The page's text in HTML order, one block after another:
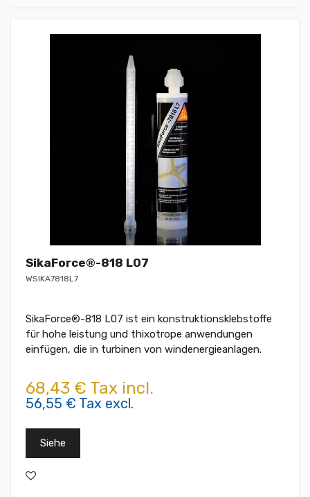
SikaForce®-818 L07
WSIKA7818L7
SikaForce®-818 L07 ist ein konstruktionsklebstoffe
für hohe leistung und thixotrope anwendungen
einfügen, die in turbinen von windenergieanlagen.
68,43 € Tax incl.
56,55 € Tax excl.
Siehe